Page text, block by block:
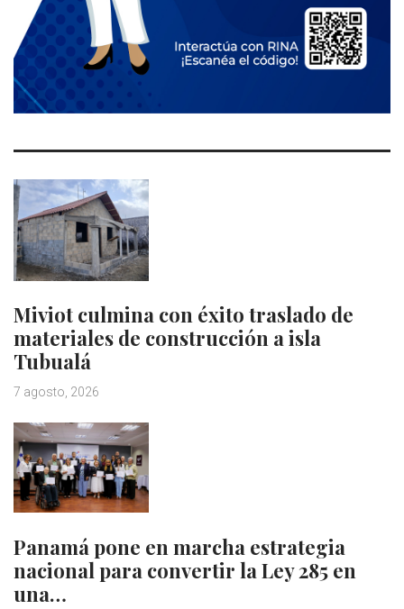
Miviot culmina con éxito traslado de
materiales de construcción a isla
Tubualá
7 agosto, 2026
Panamá pone en marcha estrategia
nacional para convertir la Ley 285 en
una…